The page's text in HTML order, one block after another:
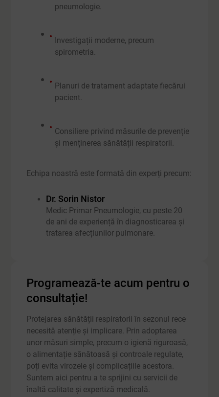
pneumologie.
Investigații moderne, precum
spirometria.
Planuri de tratament adaptate fiecărui
pacient.
Consiliere privind măsurile de prevenție
și menținerea sănătății respiratorii.
Echipa noastră este formată din experți precum:
Dr. Sorin Nistor
Medic Primar Pneumologie, cu peste 20
de ani de experiență în diagnosticarea și
tratarea afecțiunilor pulmonare.
Programează-te acum pentru o
consultație!
Protejarea sănătății respiratorii în sezonul rece
necesită atenție și implicare. Prin adoptarea
unor măsuri simple, precum o igienă riguroasă,
o alimentație sănătoasă și controale regulate,
poți evita virozele și complicațiile acestora.
Suntem aici pentru a te sprijini cu servicii de
înaltă calitate și expertiză medicală.